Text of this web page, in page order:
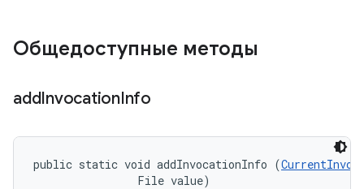
Общедоступные методы
addInvocationInfo
public static void addInvocationInfo (
                File value)